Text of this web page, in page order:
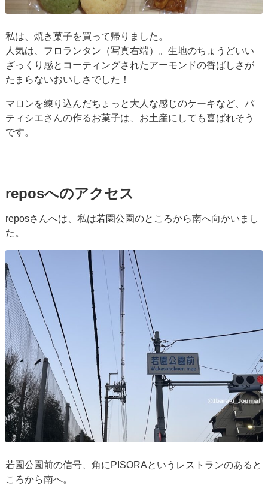
私は、焼き菓子を買って帰りました。
人気は、フロランタン（写真右端）。生地のちょうどいい
ざっくり感とコーティングされたアーモンドの香ばしさが
たまらないおいしさでした！
マロンを練り込んだちょっと大人な感じのケーキなど、パ
ティシエさんの作るお菓子は、お土産にしても喜ばれそう
です。
reposへのアクセス
reposさんへは、私は若園公園のところから南へ向かいまし
た。
若園公園前の信号、角にPISORAというレストランのあると
ころから南へ。